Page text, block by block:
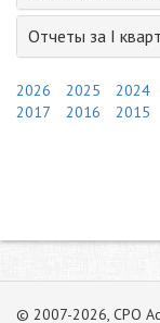
Отчеты за I
2026 2025 2024
2017
2016 2015
© 2007-2026, СРО